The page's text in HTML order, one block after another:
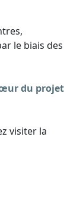
le biais des
du projet
visiter la